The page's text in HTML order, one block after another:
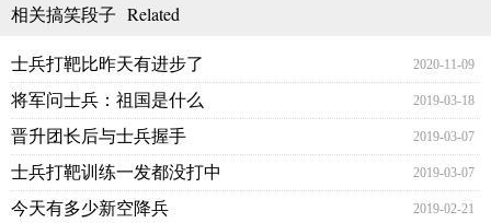
相关搞笑段子 Related
士兵打靶比昨天有进步了 2020-11-09
将军问士兵：祖国是什么 2019-03-18
晋升团长后与士兵握手 2019-03-07
士兵打靶训练一发都没打中 2019-03-07
今天有多少新空降兵 2019-02-21